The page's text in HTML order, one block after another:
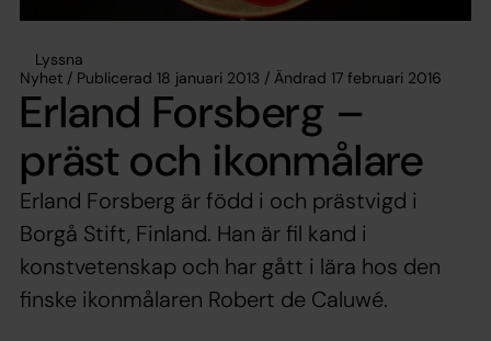
Lyssna
Nyhet / Publicerad 18 januari 2013 / Ändrad 17 februari 2016
Erland Forsberg –
präst och ikonmålare
Erland Forsberg är född i och prästvigd i
Borgå Stift, Finland. Han är fil kand i
konstvetenskap och har gått i lära hos den
finske ikonmålaren Robert de Caluwé.